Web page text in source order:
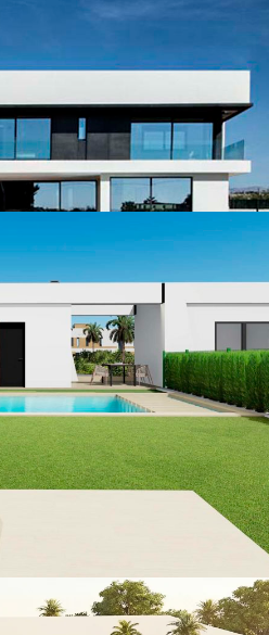
Green
/ VILLAS